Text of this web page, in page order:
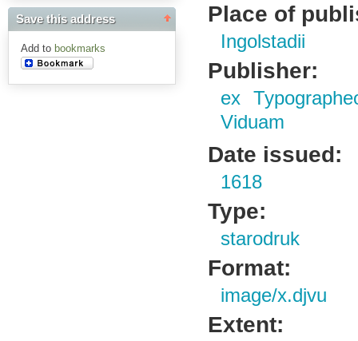
Save this address
Add to bookmarks
Place of
Ingolstadii
Publisher:
ex
Viduam
Date issued:
1618
Type:
starodruk
Format:
image/x.djvu
Extent: